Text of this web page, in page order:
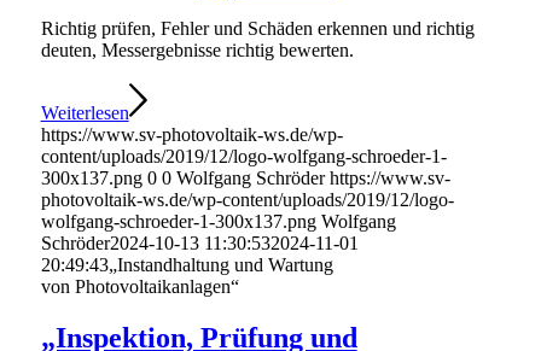
Richtig prüfen, Fehler und Schäden erkennen und richtig
deuten, Messergebnisse richtig bewerten.
Weiterlesen
https://www.sv-photovoltaik-ws.de/wp-
content/uploads/2019/12/logo-wolfgang-schroeder-1-
300x137.png 0 0 Wolfgang Schröder https://www.sv-
photovoltaik-ws.de/wp-content/uploads/2019/12/logo-
wolfgang-schroeder-1-300x137.png Wolfgang
Schröder2024-10-13 11:30:532024-11-01
20:49:43„Instandhaltung und Wartung
von Photovoltaikanlagen“
„Inspektion, Prüfung und